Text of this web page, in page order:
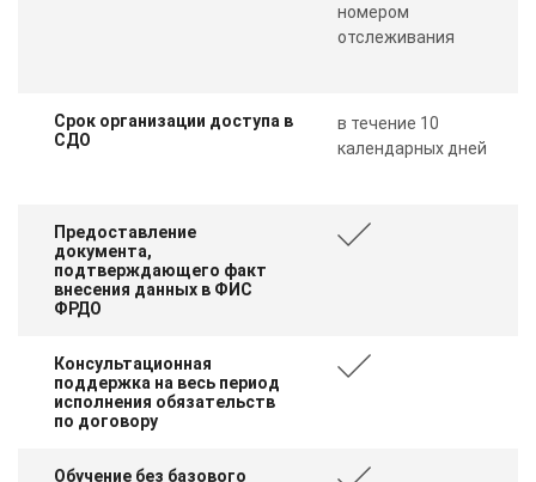
номером
отслеживания
Срок организации доступа в
СДО
в течение 10
календарных дней
Предоставление
документа,
подтверждающего факт
внесения данных в ФИС
ФРДО
Консультационная
поддержка на весь период
исполнения обязательств
по договору
Обучение без базового